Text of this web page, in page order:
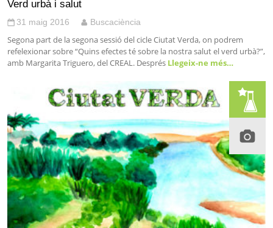
Verd urbà i salut
31 maig 2016 Buscaciència
Segona part de la segona sessió del cicle Ciutat Verda, on podrem
refelexionar sobre “Quins efectes té sobre la nostra salut el verd urbà?”,
amb Margarita Triguero, del CREAL. Després Llegeix-ne més…